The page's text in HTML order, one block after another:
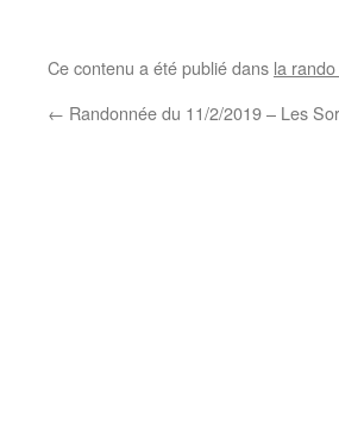
Ce contenu a été publié dans la
← Randonnée du 11/2/2019 – Les